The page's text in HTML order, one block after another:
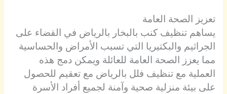
تعزيز الصحة العامة
يساهم تنظيف كنب بالبخار بالرياض في القضاء على
الجراثيم والبكتيريا التي تسبب الأمراض والحساسية
مما يعزز الصحة العامة للعائلة ويمكن دمج هذه
العملية مع تنظيف فلل بالرياض مع تعقيم للحصول
على بيئة منزلية صحية وآمنة لجميع أفراد الأسرة